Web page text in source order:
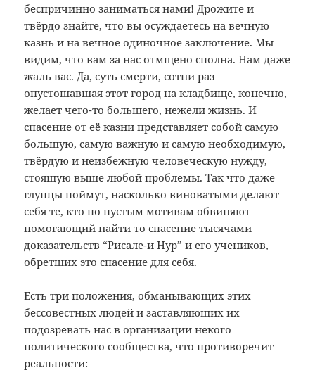
беспричинно заниматься нами! Дрожите и
твёрдо знайте, что вы осуждаетесь на вечную
казнь и на вечное одиночное заключение. Мы
видим, что вам за нас отмщено сполна. Нам даже
жаль вас. Да, суть смерти, сотни раз
опустошавшая этот город на кладбище, конечно,
желает чего-то большего, нежели жизнь. И
спасение от её казни представляет собой самую
большую, самую важную и самую необходимую,
твёрдую и неизбежную человеческую нужду,
стоящую выше любой проблемы. Так что даже
глупцы поймут, насколько виноватыми делают
себя те, кто по пустым мотивам обвиняют
помогающий найти то спасение тысячами
доказательств “Рисале-и Нур” и его учеников,
обретших это спасение для себя.
Есть три положения, обманывающих этих
бессовестных людей и заставляющих их
подозревать нас в организации некого
политического сообщества, что противоречит
реальности: